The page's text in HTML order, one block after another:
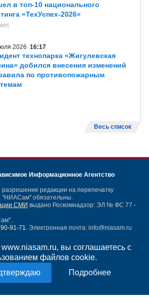
www.niasam.ru, вы соглашаетесь с
файлов cookie.
Подробнее
в топ-10 национального
«ТехУспех-2026»
965
2026 16:17
технопарка «Жигулевская
добился внесения изменений
по противопожарным
Весь список
Информационное Агентство
редакции на перепечатку
"НИАСам" обязательны.
СМИ выдано Роскомнадзор: ЭЛ № ФС 77 -
91-71. Электронная почта: info@niasam.ru
данных